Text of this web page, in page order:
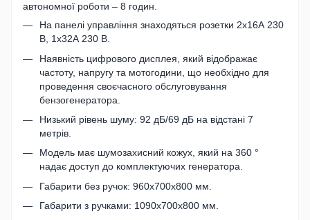
автономної роботи – 8 годин.
На панелі управління знаходяться розетки 2х16А 230
В, 1х32А 230 В.
Наявність цифрового дисплея, який відображає
частоту, напругу та мотогодини, що необхідно для
проведення своєчасного обслуговування
бензогенератора.
Низький рівень шуму: 92 дБ/69 дБ на відстані 7
метрів.
Модель має шумозахисний кожух, який на 360 °
надає доступ до комплектуючих генератора.
Габарити без ручок: 960х700х800 мм.
Габарити з ручками: 1090х700х800 мм.